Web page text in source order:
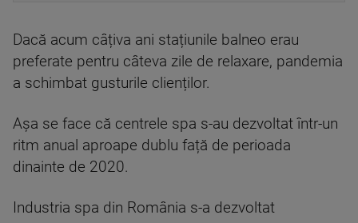
Dacă acum câțiva ani stațiunile balneo erau
preferate pentru câteva zile de relaxare, pandemia
a schimbat gusturile clienților.
Așa se face că centrele spa s-au dezvoltat într-un
ritm anual aproape dublu față de perioada
dinainte de 2020.
Industria spa din România s-a dezvoltat